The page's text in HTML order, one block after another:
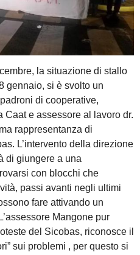
la situazione di stallo
gennaio, si è svolto un
di cooperative,
e assessore al lavoro dr.
rappresentanza di
L’intervento della direzione
di giungere a una
con blocchi che
passi avanti negli ultimi
fare attivando un
Mangone pur
del Sicobas, riconosce il
sui problemi , per questo si